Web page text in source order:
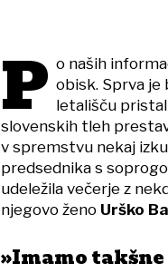
P o naših
obisk. Sprva je
letališču pristal
slovenskih tleh
v spremstvu nekaj
predsednika s
udeležila večerje z
njegovo ženo Urško
»Imamo